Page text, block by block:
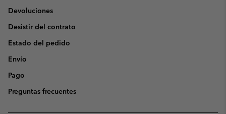
Devoluciones
Desistir del contrato
Estado del pedido
Envío
Pago
Preguntas frecuentes